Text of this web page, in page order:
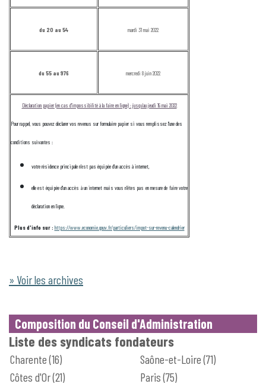
du 20 au 54 mardi 31 mai 2022
du 55 au 976 mercredi 8 juin 2022
Déclaration papier (en cas d'impossibilité à la faire en ligne) : jusqu’au jeudi 19 mai 2022
Pour rappel, vous pouvez déclarer vos revenus sur formulaire papier si vous remplissez l'une des
conditions suivantes :
votre résidence principale n'est pas équipée d'un accès à internet,
elle est équipée d'un accès à un internet mais vous n'êtes pas en mesure de faire votre
déclaration en ligne.
Plus d'info sur : https://www.economie.gouv.fr/particuliers/impot-sur-revenu-calendrier
» Voir les archives
Composition du Conseil d'Administration
Liste des syndicats fondateurs
Charente (16)
Saône-et-Loire (71)
Côtes d'Or (21)
Paris (75)